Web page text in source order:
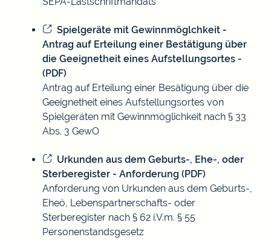
Spielgeräte mit Gewinnmöglchkeit -
Antrag auf Erteilung einer Bestätigung über
die Geeignetheit eines Aufstellungsortes -
(PDF)
Antrag auf Erteilung einer Besätigung über die
Geeignetheit eines Aufstellungsortes von
Spielgeräten mit Gewinnmöglichkeit nach § 33
Abs. 3 GewO
Urkunden aus dem Geburts-, Ehe-, oder
Sterberegister - Anforderung (PDF)
Anforderung von Urkunden aus dem Geburts-,
Eheö, Lebenspartnerschafts- oder
Sterberegister nach § 62 i.V.m. § 55
Personenstandsgesetz